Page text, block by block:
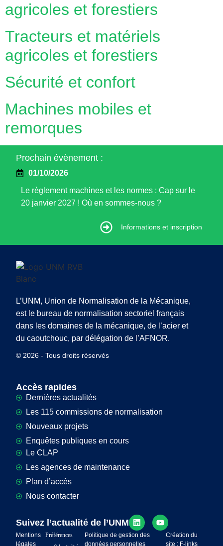
agricoles et forestiers
Tracteurs et matériels
agricoles et forestiers
Sécurité et confort
Machines mobiles et
remorques
Prochain évènement :
01/10/2026
Le règlement machines et les normes : Cap sur le
20 janvier 2027 ! Où en sommes-nous ?
Informations et inscription
L’UNM, Union de Normalisation de la Mécanique,
est le bureau de normalisation sectoriel français
dans les domaines de la mécanique, de l’acier et
du caoutchouc, par délégation de l’AFNOR.
© 2026 - Tous droits réservés
Accès rapides
Dernières actualités
Les 115 commissions de normalisation
Nouveaux projets
Enquêtes publiques en cours
Le CLAP
Les agences de maintenance
Plan d’accès
Nous contacter
Suivez l’actualité de l’UNM
Mentions
légales
Préférences
Politique de gestion des
données personnelles
Création du
site : F-links